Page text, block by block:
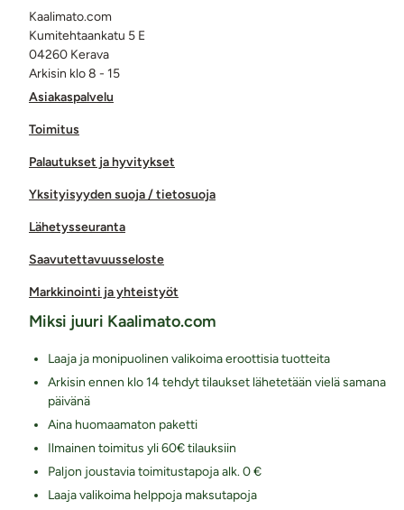
Asiakaspalvelu
Toimitus
Palautukset ja hyvitykset
Yksityisyyden suoja / tietosuoja
Lähetysseuranta
Saavutettavuusseloste
Markkinointi ja yhteistyöt
Kaalimato.com
Kumitehtaankatu 5 E
04260 Kerava
Arkisin klo 8 - 15
Miksi juuri Kaalimato.com
Laaja ja monipuolinen valikoima eroottisia tuotteita
Arkisin ennen klo 14 tehdyt tilaukset lähetetään vielä samana
päivänä
Aina huomaamaton paketti
Ilmainen toimitus yli 60€ tilauksiin
Paljon joustavia toimitustapoja alk. 0 €
Laaja valikoima helppoja maksutapoja